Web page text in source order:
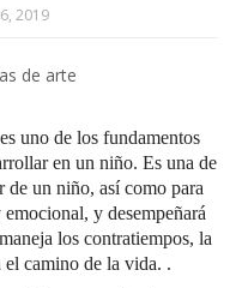
2019
uno de los fundamentos
en un niño. Es una de
de un niño, así como para
y desempeñará
los contratiempos, la
camino de la vida. .